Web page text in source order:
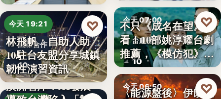
今天 19:21
國際合作
10
林飛帆：自助人助
10駐台友盟分享城鎮
韌性演習資訊
♡
澳洲智庫：AI發展
今天 07:00
台劇推薦
10
不只《成名在望》好
看！10部姚淳耀台劇
推薦，《模仿犯》
變…
♡
今天 06:50
〈能源盤後〉伊朗擬
♡